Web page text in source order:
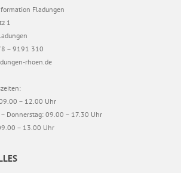
Fladungen
1
– 9191 310
rhoen.de
– 12.00 Uhr
– Donnerstag: 09.00 – 17.30 Uhr
– 13.00 Uhr